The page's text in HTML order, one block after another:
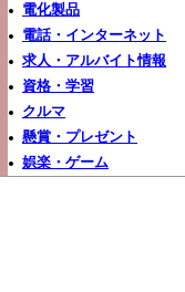
電化製品
電話・インターネット
求人・アルバイト情報
資格・学習
クルマ
懸賞・プレゼント
娯楽・ゲーム